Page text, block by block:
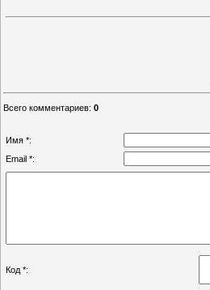
Всего комментариев: 0
Имя *:
Email *:
Код *: